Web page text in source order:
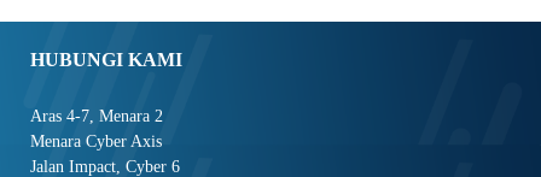
HUBUNGI KAMI
Aras 4-7, Menara 2
Menara Cyber Axis
Jalan Impact, Cyber 6